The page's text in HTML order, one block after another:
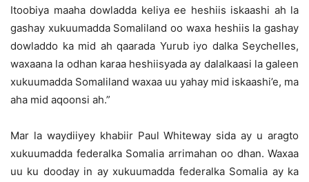
Itoobiya maaha dowladda keliya ee heshiis iskaashi ah la
gashay xukuumadda Somaliland oo waxa heshiis la gashay
dowladdo ka mid ah qaarada Yurub iyo dalka Seychelles,
waxaana la odhan karaa heshiisyada ay dalalkaasi la galeen
xukuumadda Somaliland waxaa uu yahay mid iskaashi’e, ma
aha mid aqoonsi ah.”
Mar la waydiiyey khabiir Paul Whiteway sida ay u aragto
xukuumadda federalka Somalia arrimahan oo dhan. Waxaa
uu ku dooday in ay xukuumadda federalka Somalia ay ka